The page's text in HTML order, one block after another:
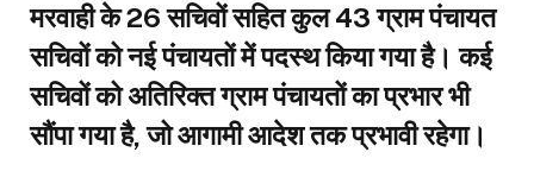
मरवाही के 26 सचिवों सहित कुल 43 ग्राम पंचायत
सचिवों को नई पंचायतों में पदस्थ किया गया है। कई
सचिवों को अतिरिक्त ग्राम पंचायतों का प्रभार भी
सौंपा गया है, जो आगामी आदेश तक प्रभावी रहेगा।